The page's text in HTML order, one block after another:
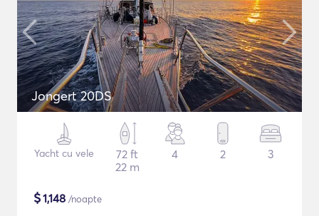
Jongert 20DS
Yacht cu vele
72 ft
22 m
4 2 3
$1,148 /noapte